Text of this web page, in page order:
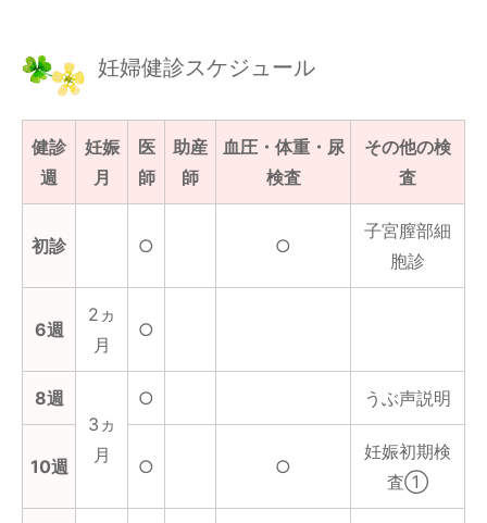
妊婦健診スケジュール
健診
週
妊娠
月
医
師
助産
師
血圧・体重・尿
検査
その他の検
査
初診 ○ ○
子宮膣部細
胞診
6週
2ヵ
月
○
8週
3ヵ
月
○ うぶ声説明
10週 ○ ○
妊娠初期検
査①